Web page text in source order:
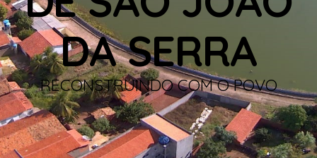
DA SERRA
RECONSTRUINDO COM O POVO